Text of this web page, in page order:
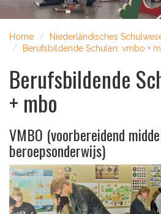
Home
Niederländisches
Berufsbildende Schulen: vmbo +
Berufsbildende
+ mbo
VMBO (voorbereidend
beroepsonderwijs)